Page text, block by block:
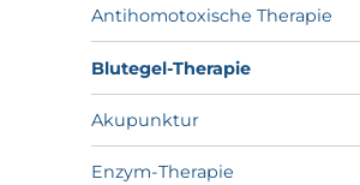
Antihomotoxische Therapie
Blutegel-Therapie
Akupunktur
Enzym-Therapie